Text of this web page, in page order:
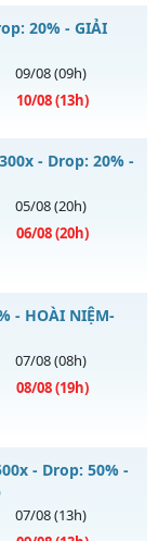
20% - GIẢI
09/08(09h)
10/08(13h)
- Drop: 20% -
05/08(20h)
06/08(20h)
Wcoin fre
- HOÀI NIỆM-
07/08(08h)
08/08(19h)
- Drop: 50% -
07/08(13h)